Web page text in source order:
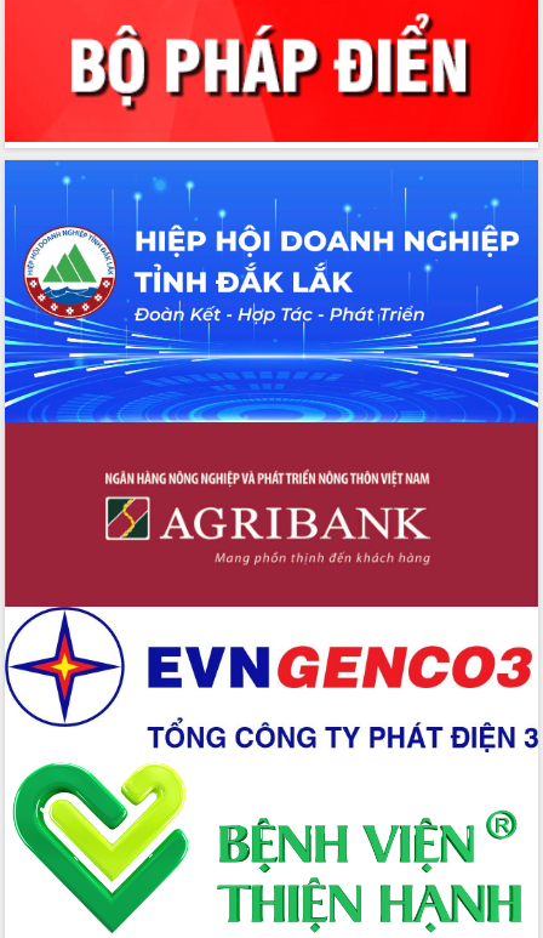
hành cùng nông dân dân, doanh nghiệp
Giai đoạn 2026-2030, Đắk Lắk phấn
đấu có 77% xã đạt chuẩn nông thôn
nghiệp Đắk Lắk tăng trưởng bứt phá
Triển khai đồng bộ đo đạc, lập hồ sơ
địa chính, hoàn thiện cơ sở dữ liệu đất
đai
Ứng dụng sinh trắc học - Bước tiến
trong hành trình chuyển đổi số tại Đắk
Lắk
Đắk Lắk nâng cao hiệu quả công tác
Đảng từ Sổ tay đảng viên điện tử
Đắk Lắk đẩy mạnh nuôi biển công
nghệ, hướng tới phát triển thủy sản
Tập huấn nâng cao năng lực triển khai
chuyển đổi số cho cán bộ, công chức
Đắk Lắk phát động hưởng ứng Ngày
Đẩy mạnh cải cách hành chính, quyết
tâm đạt được mục tiêu tăng trưởng
hai con số trong năm 2026
Tổ chức trang trọng Lễ hội Đền thờ
Lương Văn Chánh năm 2026
Phó Bí thư Tỉnh ủy Đắk Lắk Đỗ Hữu
Huy giữ chức Bí thư Đảng ủy Ủy Ban
Nhân dân tỉnh
Bệnh án điện tử thúc đẩy chuyển đổi
số y tế tại Đắk Lắk
Chuyển đổi số thư viện: Mở rộng
không gian tri thức trong thời đại số